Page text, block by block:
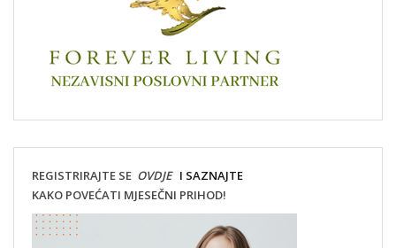
REGISTRIRAJTE SE OVDJEI SAZNAJTE
KAKO POVEĆATI MJESEČNI PRIHOD!